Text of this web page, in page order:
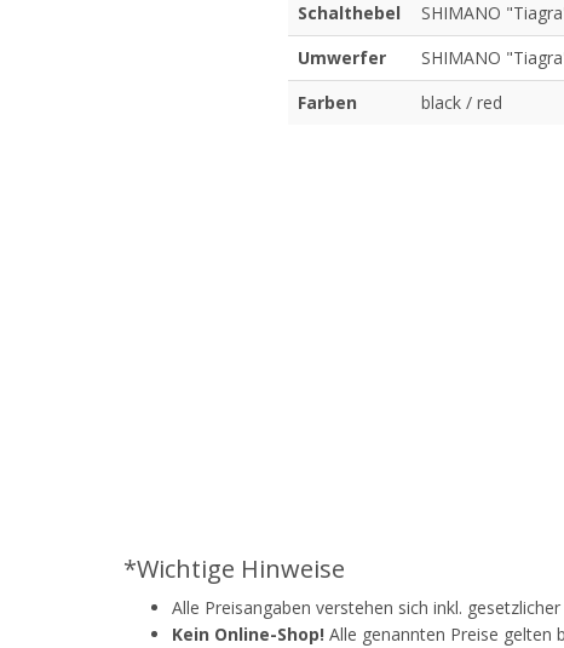
Schalthebel
SHIMANO
Umwerfer
SHIMANO
Farben
black / red
*Wichtige Hinweise
Alle Preisangaben verstehen sich inkl.
Kein Online-Shop! Alle genannten Preise gelten